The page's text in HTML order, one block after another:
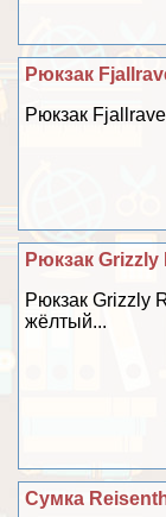
Рюкзак
Рюкзак
Рюкзак
Рюкзак Grizzly
жёлтый...
Сумка